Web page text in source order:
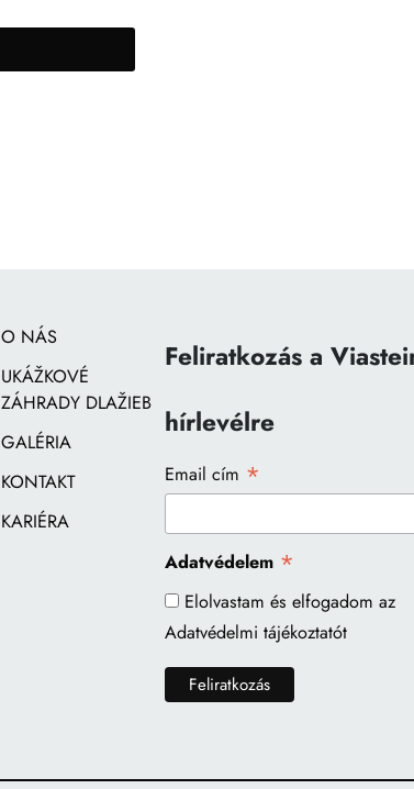
O NÁS
UKÁŽKOVÉ
ZÁHRADY DLAŽIEB
GALÉRIA
KONTAKT
KARIÉRA
Feliratkozás a
hírlevélre
Email cím *
Adatvédelem *
Elolvastam és elfogadom az
Adatvédelmi tájékoztatót